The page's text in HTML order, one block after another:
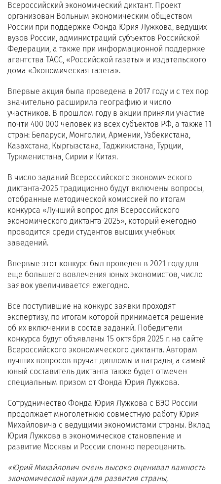
Всероссийский экономический диктант. Проект
организован Вольным экономическим обществом
России при поддержке Фонда Юрия Лужкова, ведущих
вузов России, администраций субъектов Российской
Федерации, а также при информационной поддержке
агентства ТАСС, «Российской газеты» и издательского
дома «Экономическая газета».
Впервые акция была проведена в 2017 году и с тех пор
значительно расширила географию и число
участников. В прошлом году в акции приняли участие
почти 400 000 человек из всех субъектов РФ, а также 11
стран: Беларуси, Монголии, Армении, Узбекистана,
Казахстана, Кыргызстана, Таджикистана, Турции,
Туркменистана, Сирии и Китая.
В число заданий Всероссийского экономического
диктанта-2025 традиционно будут включены вопросы,
отобранные методической комиссией по итогам
конкурса «Лучший вопрос для Всероссийского
экономического диктанта-2025», который ежегодно
проводится среди студентов высших учебных
заведений.
Впервые этот конкурс был проведен в 2021 году для
еще большего вовлечения юных экономистов, число
заявок увеличивается ежегодно.
Все поступившие на конкурс заявки проходят
экспертизу, по итогам которой принимается решение
об их включении в состав заданий. Победители
конкурса будут объявлены 15 октября 2025 г. на сайте
Всероссийского экономического диктанта. Авторам
лучших вопросов вручат дипломы и награды, а самый
юный составитель диктанта также будет отмечен
специальным призом от Фонда Юрия Лужкова.
Сотрудничество Фонда Юрия Лужкова с ВЭО России
продолжает многолетнюю совместную работу Юрия
Михайловича с ведущими экономистами страны. Вклад
Юрия Лужкова в экономическое становление и
развитие Москвы и России сложно переоценить.
«Юрий Михайлович очень высоко оценивал важность
экономической науки для развития страны,